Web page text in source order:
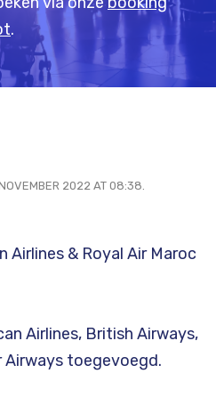
.
2022 AT 08:38.
Airlines & Royal Air Maroc
Airlines, British Airways,
Airways toegevoegd.